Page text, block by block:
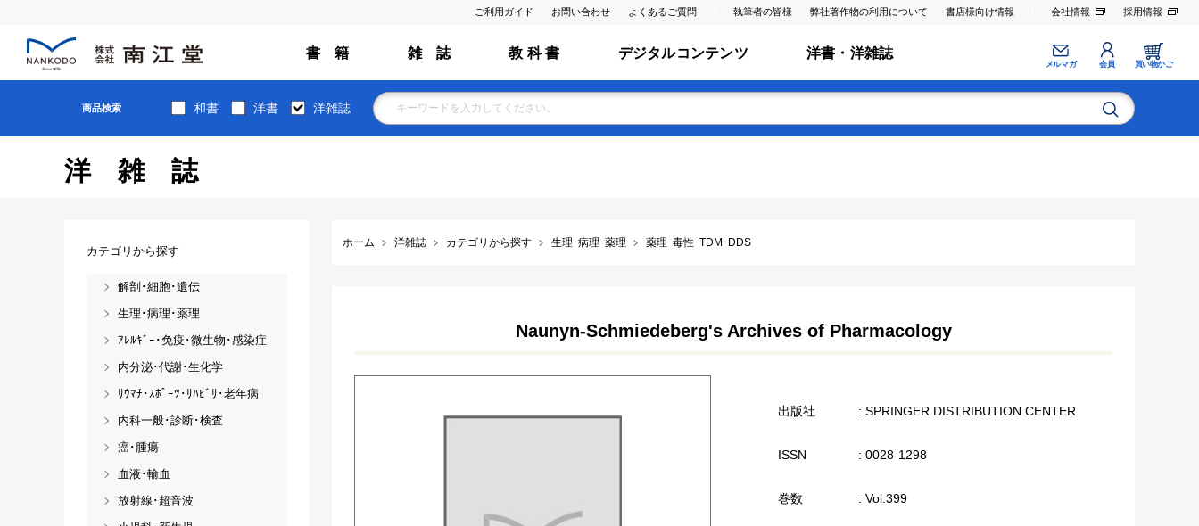
ご利用ガイド お問い合わせ よくあるご質問 執筆者の皆様 弊社著作物の利用について 書店様向け情報 会社情報 採用情報
書 籍 雑 誌 教 科 書 デジタルコンテンツ 洋書・洋雑誌
メルマガ 会員 買い物かご
商品検索 和書 洋書 洋雑誌
洋雑誌
ホーム 洋雑誌 カテゴリから探す 生理･病理･薬理 薬理･毒性･TDM･DDS
Naunyn-Schmiedeberg's Archives of Pharmacology
出版社 : SPRINGER DISTRIBUTION CENTER
ISSN : 0028-1298
巻数 : Vol.399
カテゴリから探す
解剖･細胞･遺伝
生理･病理･薬理
ｱﾚﾙｷﾞｰ･免疫･微生物･感染症
内分泌･代謝･生化学
ﾘｳﾏﾁ･ｽﾎﾟｰﾂ･ﾘﾊﾋﾞﾘ･老年病
内科一般･診断･検査
癌･腫瘍
血液･輸血
放射線･超音波